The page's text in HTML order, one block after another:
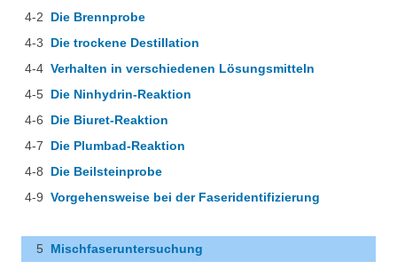
Projektarbeiten
Chemie en miniature
Chemiewaffen
Supraleiter
Das Osterei
4-2
Die Brennprobe
4-3
Die trockene Destillation
4-4 Verhalten in verschiedenen Lösungsmitteln
4-5 Die Ninhydrin-Reaktion
4-6
Die Biuret-Reaktion
4-7
Die Plumbad-Reaktion
4-8
Die Beilsteinprobe
4-9 Vorgehensweise bei der Faseridentifizierung
5 Mischfaseruntersuchung